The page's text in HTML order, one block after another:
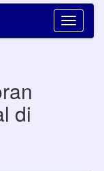
Toggle
di